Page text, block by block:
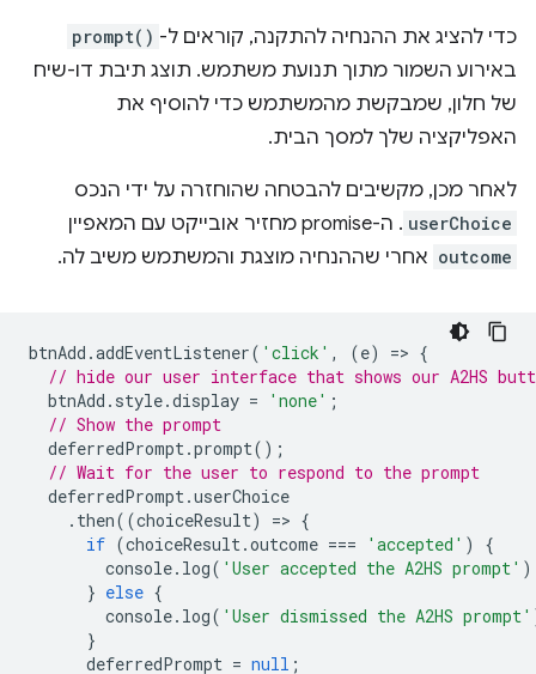
כדי להציג את ההנחיה להתקנה, קוראים ל- prompt()
באירוע השמור מתוך תנועת משתמש. תוצג תיבת דו-שיח
של חלון, שמבקשת מהמשתמש כדי להוסיף את
האפליקציה שלך למסך הבית.
לאחר מכן, מקשיבים להבטחה שהוחזרה על ידי הנכס
userChoice . ה-promise מחזיר אובייקט עם המאפיין
outcome אחרי שההנחיה מוצגת והמשתמש משיב לה.
btnAdd .addEventListener( 'click' , (e) => {
// hide our user interface that shows our A2HS
btnAdd . style.display = 'none' ;
// Show the prompt
deferredPrompt.prompt();
// Wait for the user to respond to the prompt
deferredPrompt.userChoice
. then((choiceResult) => {
if (choiceResult.outcome === 'accepted' )
{
console. log( 'User accepted the A2HS prompt'
} else {
console. log( 'User dismissed the A2HS prompt'
}
deferredPrompt = null ;